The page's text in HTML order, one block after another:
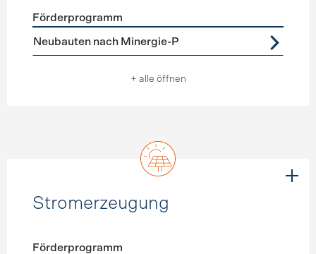
Förderprogramme Neubau
Förderprogramm
Neubauten nach Minergie-P
+ alle öffnen
Stromerzeugung
Förderprogramm